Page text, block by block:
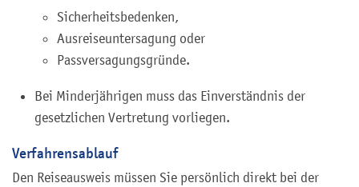
Sicherheitsbedenken,
Ausreiseuntersagung oder
Passversagungsgründe.
Bei Minderjährigen muss das Einverständnis der
gesetzlichen Vertretung vorliegen.
Verfahrensablauf
Den Reiseausweis müssen Sie persönlich direkt bei der